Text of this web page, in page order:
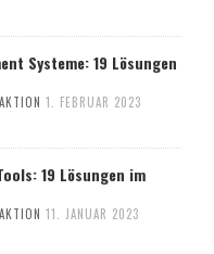
Systeme: 19 Lösungen
1. FEBRUAR 2023
19 Lösungen im
11. JANUAR 2023